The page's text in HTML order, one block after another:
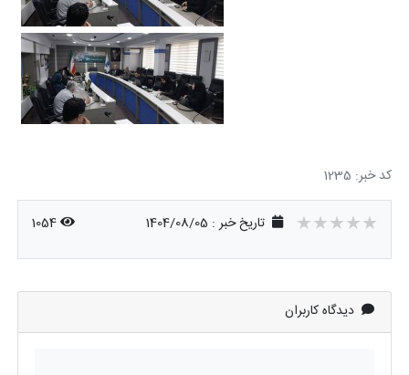
کد خبر: 1235
★★★★★
★★★★★
★★★★★ تاریخ خبر : 1404/08/05 1054
دیدگاه کاربران